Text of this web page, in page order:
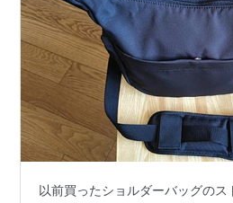
以前買ったショルダーバッグのス